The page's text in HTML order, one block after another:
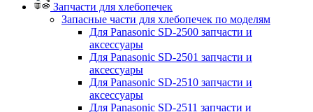
Запчасти для хлебопечек
Запасные части для хлебопечек по моделям
Для Panasonic SD-2500 запчасти и
аксессуары
Для Panasonic SD-2501 запчасти и
аксессуары
Для Panasonic SD-2510 запчасти и
аксессуары
Для Panasonic SD-2511 запчасти и